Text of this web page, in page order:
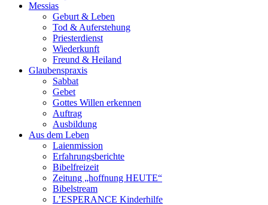
Messias
Geburt & Leben
Tod & Auferstehung
Priesterdienst
Wiederkunft
Freund & Heiland
Glaubenspraxis
Sabbat
Gebet
Gottes Willen erkennen
Auftrag
Ausbildung
Aus dem Leben
Laienmission
Erfahrungsberichte
Bibelfreizeit
Zeitung „hoffnung HEUTE“
Bibelstream
L’ESPERANCE Kinderhilfe